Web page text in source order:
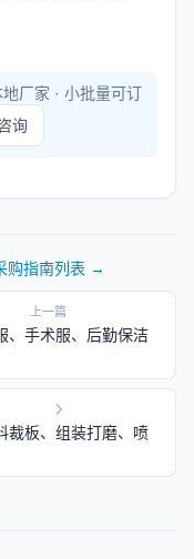
厂家 · 小批量可订
询
购指南列表 →
上一篇
、手术服、后勤保洁
裁板、组装打磨、喷